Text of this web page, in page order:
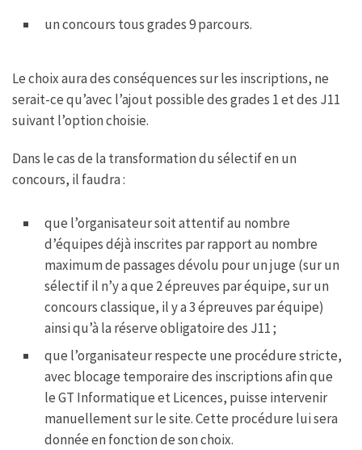
un concours tous grades 9 parcours.
Le choix aura des conséquences sur les inscriptions, ne
serait-ce qu’avec l’ajout possible des grades 1 et des J11
suivant l’option choisie.
Dans le cas de la transformation du sélectif en un
concours, il faudra :
que l’organisateur soit attentif au nombre
d’équipes déjà inscrites par rapport au nombre
maximum de passages dévolu pour un juge (sur un
sélectif il n’y a que 2 épreuves par équipe, sur un
concours classique, il y a 3 épreuves par équipe)
ainsi qu’à la réserve obligatoire des J11 ;
que l’organisateur respecte une procédure stricte,
avec blocage temporaire des inscriptions afin que
le GT Informatique et Licences, puisse intervenir
manuellement sur le site. Cette procédure lui sera
donnée en fonction de son choix.